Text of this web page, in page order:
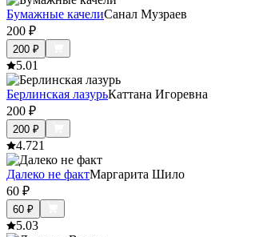
Бумажные качелиСанал Музраев
200 ₽
200 ₽
5.01
Берлинская лазурьКаттана Игоревна
200 ₽
200 ₽
4.721
Далеко не фактМаргарита Шило
60 ₽
60 ₽
5.03